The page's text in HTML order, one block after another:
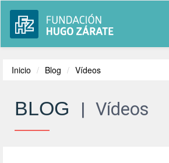
Inicio Blog Vídeos
BLOG | Vídeos